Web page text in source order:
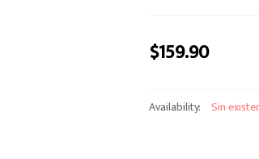
$159.90
Availability: Sin